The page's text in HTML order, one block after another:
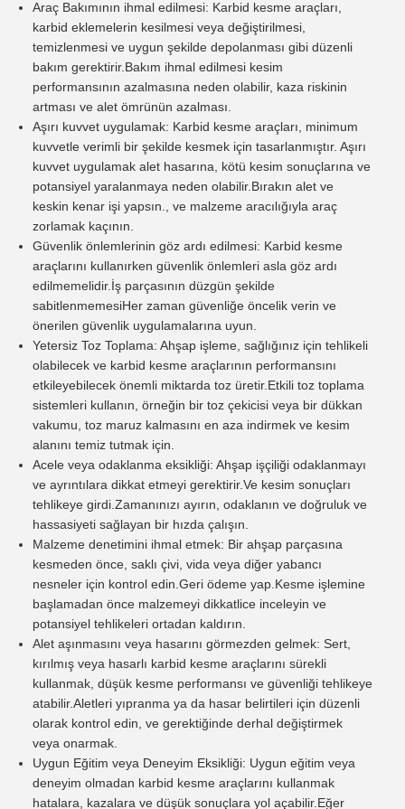
Araç Bakımının ihmal edilmesi: Karbid kesme araçları,
karbid eklemelerin kesilmesi veya değiştirilmesi,
temizlenmesi ve uygun şekilde depolanması gibi düzenli
bakım gerektirir.Bakım ihmal edilmesi kesim
performansının azalmasına neden olabilir, kaza riskinin
artması ve alet ömrünün azalması.
Aşırı kuvvet uygulamak: Karbid kesme araçları, minimum
kuvvetle verimli bir şekilde kesmek için tasarlanmıştır. Aşırı
kuvvet uygulamak alet hasarına, kötü kesim sonuçlarına ve
potansiyel yaralanmaya neden olabilir.Bırakın alet ve
keskin kenar işi yapsın., ve malzeme aracılığıyla araç
zorlamak kaçının.
Güvenlik önlemlerinin göz ardı edilmesi: Karbid kesme
araçlarını kullanırken güvenlik önlemleri asla göz ardı
edilmemelidir.İş parçasının düzgün şekilde
sabitlenmemesiHer zaman güvenliğe öncelik verin ve
önerilen güvenlik uygulamalarına uyun.
Yetersiz Toz Toplama: Ahşap işleme, sağlığınız için tehlikeli
olabilecek ve karbid kesme araçlarının performansını
etkileyebilecek önemli miktarda toz üretir.Etkili toz toplama
sistemleri kullanın, örneğin bir toz çekicisi veya bir dükkan
vakumu, toz maruz kalmasını en aza indirmek ve kesim
alanını temiz tutmak için.
Acele veya odaklanma eksikliği: Ahşap işçiliği odaklanmayı
ve ayrıntılara dikkat etmeyi gerektirir.Ve kesim sonuçları
tehlikeye girdi.Zamanınızı ayırın, odaklanın ve doğruluk ve
hassasiyeti sağlayan bir hızda çalışın.
Malzeme denetimini ihmal etmek: Bir ahşap parçasına
kesmeden önce, saklı çivi, vida veya diğer yabancı
nesneler için kontrol edin.Geri ödeme yap.Kesme işlemine
başlamadan önce malzemeyi dikkatlice inceleyin ve
potansiyel tehlikeleri ortadan kaldırın.
Alet aşınmasını veya hasarını görmezden gelmek: Sert,
kırılmış veya hasarlı karbid kesme araçlarını sürekli
kullanmak, düşük kesme performansı ve güvenliği tehlikeye
atabilir.Aletleri yıpranma ya da hasar belirtileri için düzenli
olarak kontrol edin, ve gerektiğinde derhal değiştirmek
veya onarmak.
Uygun Eğitim veya Deneyim Eksikliği: Uygun eğitim veya
deneyim olmadan karbid kesme araçlarını kullanmak
hatalara, kazalara ve düşük sonuçlara yol açabilir.Eğer